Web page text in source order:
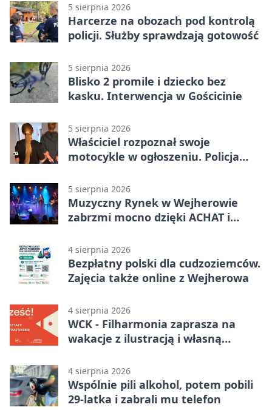
5 sierpnia 2026
Harcerze na obozach pod kontrolą
policji. Służby sprawdzają gotowość
5 sierpnia 2026
Blisko 2 promile i dziecko bez
kasku. Interwencja w Gościcinie
5 sierpnia 2026
Właściciel rozpoznał swoje
motocykle w ogłoszeniu. Policja
5 sierpnia 2026
Muzyczny Rynek w Wejherowie
zabrzmi mocno dzięki ACHAT i
4 sierpnia 2026
Bezpłatny polski dla cudzoziemców.
Zajęcia także online z Wejherowa
4 sierpnia 2026
WCK - Filharmonia zaprasza na
wakacje z ilustracją i własną
4 sierpnia 2026
Wspólnie pili alkohol, potem pobili
29-latka i zabrali mu telefon